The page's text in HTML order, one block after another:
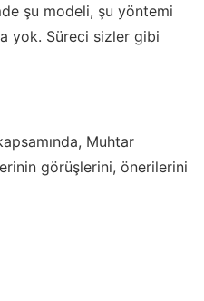
şu modeli, şu yöntemi
yok. Süreci sizler gibi
Muhtar
görüşlerini, önerilerini